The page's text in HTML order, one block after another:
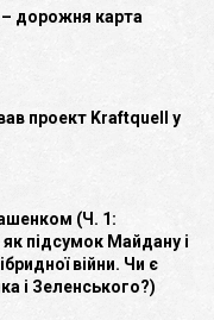
дорожня карта
проект Kraftquell у
(Ч. 1:
підсумок Майдану і
війни. Чи є
і Зеленського?)